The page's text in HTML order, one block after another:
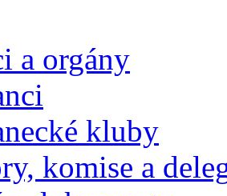
a orgány
kluby
komise a